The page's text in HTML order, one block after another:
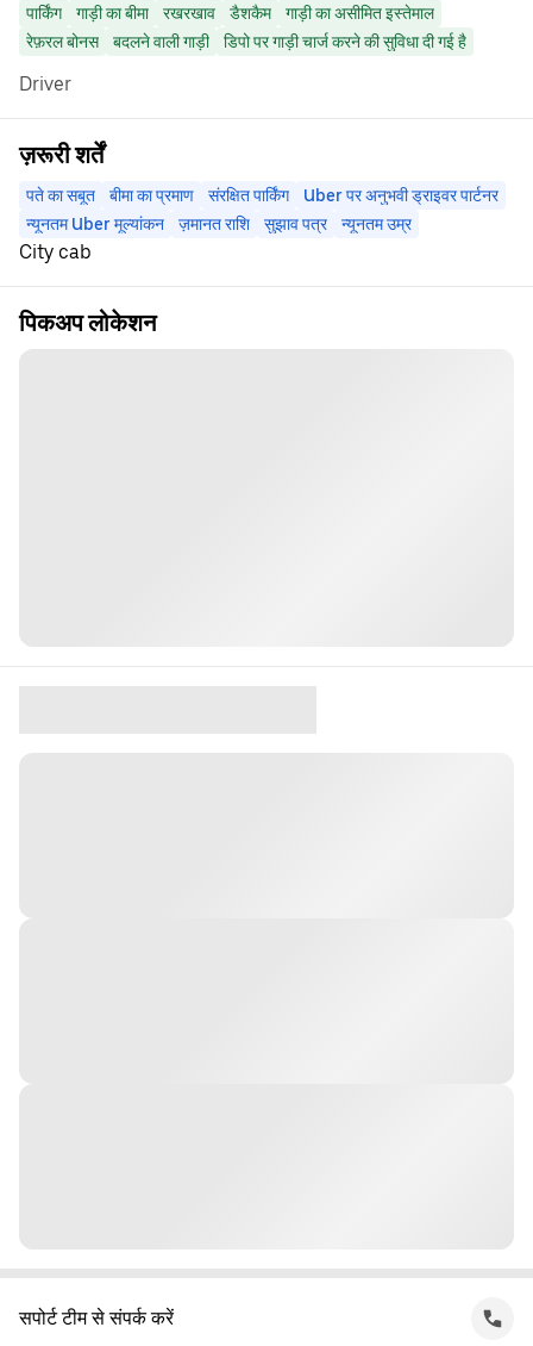
पार्किंग गाड़ी का बीमा रखरखाव डैशकैम
गाड़ी का असीमित इस्तेमाल
रेफ़रल बोनस
बदलने वाली गाड़ी डिपो पर गाड़ी चार्ज करने की सुविधा दी गई है
Driver
ज़रूरी शर्तें
पते का सबूत बीमा का प्रमाण संरक्षित पार्किंग
Uber पर अनुभवी ड्राइवर पार्टनर
न्यूनतम Uber मूल्यांकन
ज़मानत राशि सुझाव पत्र न्यूनतम उम्र
City cab
पिकअप लोकेशन
सपोर्ट टीम से संपर्क करें